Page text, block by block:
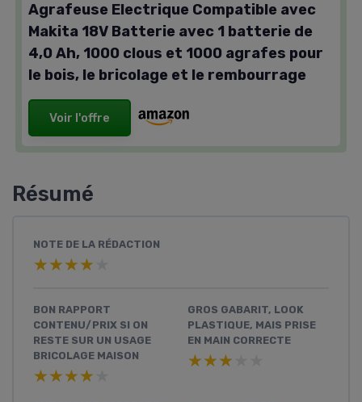
Agrafeuse Electrique Compatible avec
Makita 18V Batterie avec 1 batterie de
4,0 Ah, 1000 clous et 1000 agrafes pour
le bois, le bricolage et le rembourrage
Voir l'offre
Résumé
NOTE DE LA RÉDACTION
★★★★★
★★★★★
BON RAPPORT
CONTENU/PRIX SI ON
RESTE SUR UN USAGE
BRICOLAGE MAISON
★★★★★
★★★★★
GROS GABARIT, LOOK
PLASTIQUE, MAIS PRISE
EN MAIN CORRECTE
★★★★★
★★★★★